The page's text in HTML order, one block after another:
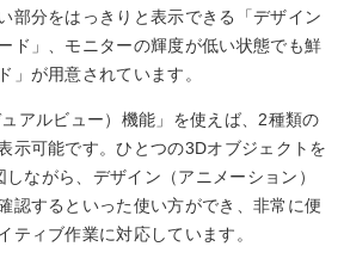
部分をはっきりと表示できる「デザイン
ド」、モニターの輝度が低い状態でも鮮
」が用意されています。
アルビュー）機能」を使えば、2種類の
示可能です。ひとつの3Dオブジェクトを
ながら、デザイン（アニメーション）
認するといった使い方ができ、非常に便
ティブ作業に対応しています。